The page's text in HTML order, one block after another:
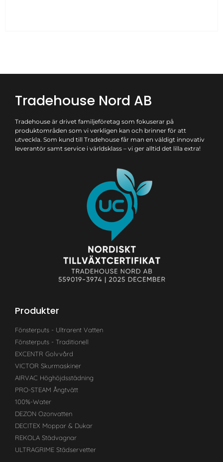
Tradehouse Nord AB
Tradehouse är drivet familjeföretag som fokuserar på
produktområden som vi verkligen kan och brinner för att
utveckla. Som kund till Tradehouse får man en väldigt innovativ
leverantör samt service i världsklass – vi ger alltid det lilla extra!
Produkter
Fönsterputs - Ultrarent Vatten
Fönsterputs - Traditionell
EXCENTR Golvvård
VICTOR Skurmaskiner
AIRVAC Höghöjdsstädning
PRO-STEAM Ångtvätt
100%-Water
DEZON Ozonvatten
DECITEX Moppar & Dukar
REKOLA Städvagnar
ULTRAGRIME Städservetter